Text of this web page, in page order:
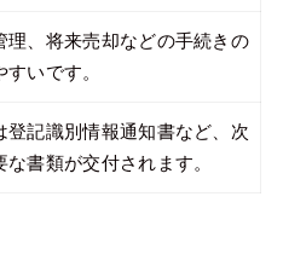
理、将来売却などの手続きの
いです。
登記識別情報通知書など、次
書類が交付されます。